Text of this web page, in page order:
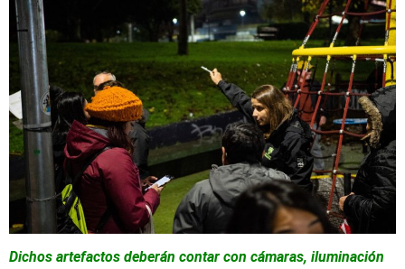
Dichos artefactos deberán contar con cámaras, iluminación